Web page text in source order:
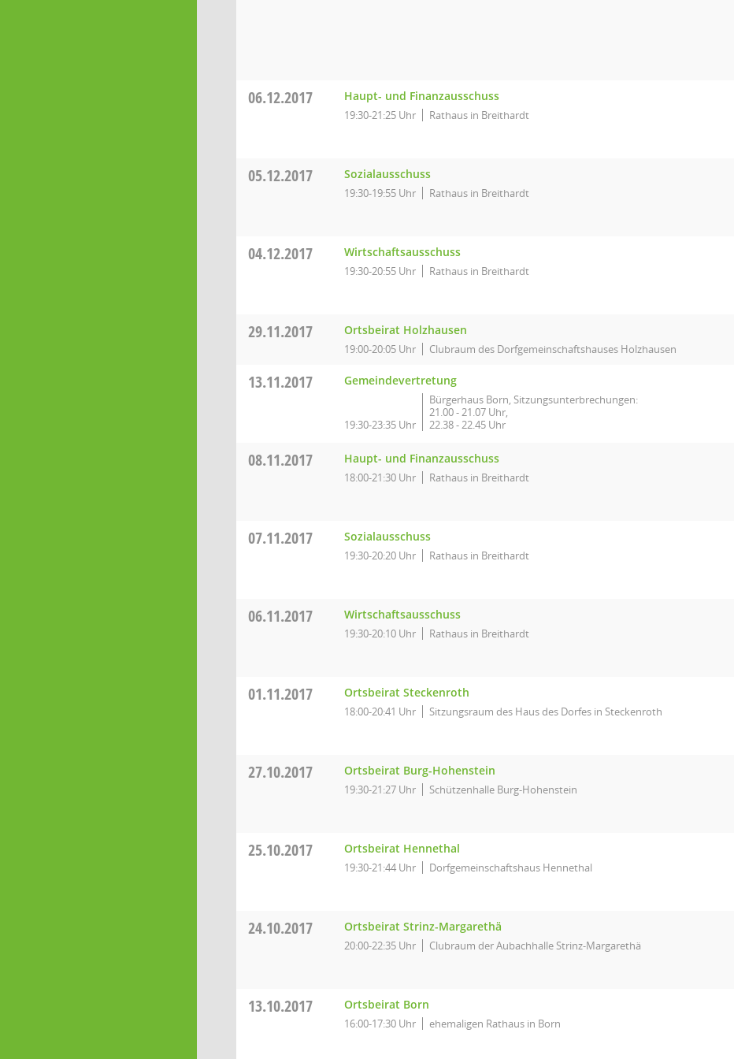
06.12.2017 Haupt- und Finanzausschuss
19:30-21:25 Uhr Rathaus in Breithardt
05.12.2017 Sozialausschuss
19:30-19:55 Uhr Rathaus in Breithardt
04.12.2017 Wirtschaftsausschuss
19:30-20:55 Uhr Rathaus in Breithardt
29.11.2017 Ortsbeirat Holzhausen
19:00-20:05 Uhr Clubraum des Dorfgemeinschaftshauses Holzhausen
13.11.2017 Gemeindevertretung
19:30-23:35 Uhr
Bürgerhaus Born, Sitzungsunterbrechungen:
21.00 - 21.07 Uhr,
22.38 - 22.45 Uhr
08.11.2017 Haupt- und Finanzausschuss
18:00-21:30 Uhr Rathaus in Breithardt
07.11.2017 Sozialausschuss
19:30-20:20 Uhr Rathaus in Breithardt
06.11.2017 Wirtschaftsausschuss
19:30-20:10 Uhr Rathaus in Breithardt
01.11.2017 Ortsbeirat Steckenroth
18:00-20:41 Uhr Sitzungsraum des Haus des Dorfes in Steckenroth
27.10.2017 Ortsbeirat Burg-Hohenstein
19:30-21:27 Uhr Schützenhalle Burg-Hohenstein
25.10.2017 Ortsbeirat Hennethal
19:30-21:44 Uhr Dorfgemeinschaftshaus Hennethal
24.10.2017 Ortsbeirat Strinz-Margarethä
20:00-22:35 Uhr Clubraum der Aubachhalle Strinz-Margarethä
13.10.2017 Ortsbeirat Born
16:00-17:30 Uhr ehemaligen Rathaus in Born